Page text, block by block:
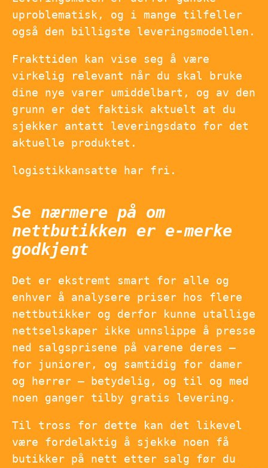
uproblematisk, og i mange tilfeller
også den billigste leveringsmodellen.
Frakttiden kan vise seg å være
virkelig relevant når du skal bruke
dine nye varer umiddelbart, og av den
grunn er det faktisk aktuelt at du
sjekker antatt leveringsdato for det
aktuelle produktet.
logistikkansatte har fri.
Se nærmere på om
nettbutikken er e-merke
godkjent
Det er ekstremt smart for alle og
enhver å analysere priser hos flere
nettbutikker og derfor kunne utallige
nettselskaper ikke unnslippe å presse
ned salgsprisene på varene deres –
for juniorer, og samtidig for damer
og herrer – betydelig, og til og med
noen ganger tilby gratis levering.
Til tross for dette kan det likevel
være fordelaktig å sjekke noen få
butikker på nett etter salg før du